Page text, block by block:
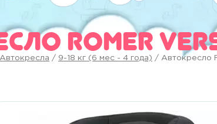
Romer
Автокресла / 9-18 кг (6 мес - 4 года) / Автокресло